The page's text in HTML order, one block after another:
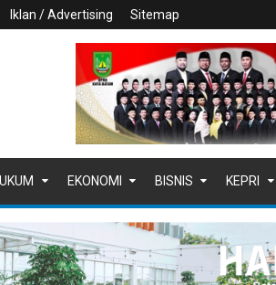
Iklan / Advertising Sitemap
EKONOMI BISNIS KEPRI